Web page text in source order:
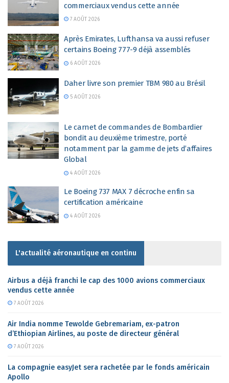
commerciaux vendus cette année
7 AOÛT 2026
Après Emirates, Lufthansa va aussi refuser
certains Boeing 777-9 déjà assemblés
6 AOÛT 2026
Daher livre son premier TBM 980 au Brésil
5 AOÛT 2026
Le carnet de commandes de Bombardier
bondit au deuxième trimestre, porté
notamment par la gamme de jets d’affaires
Global
4 AOÛT 2026
Le Boeing 737 MAX 7 décroche enfin sa
certification américaine
4 AOÛT 2026
L'actualité aéronautique en continu
Airbus a déjà franchi le cap des 1000 avions commerciaux
vendus cette année
7 AOÛT 2026
Air India nomme Tewolde Gebremariam, ex-patron
d’Ethiopian Airlines, au poste de directeur général
7 AOÛT 2026
La compagnie easyJet sera rachetée par le fonds américain
Apollo